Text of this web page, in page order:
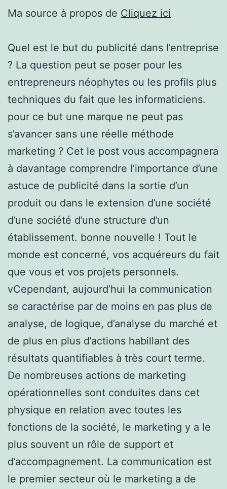
Ma source à propos de Cliquez ici
Quel est le but du publicité dans l’entreprise
? La question peut se poser pour les
entrepreneurs néophytes ou les profils plus
techniques du fait que les informaticiens.
pour ce but une marque ne peut pas
s’avancer sans une réelle méthode
marketing ? Cet le post vous accompagnera
à davantage comprendre l’importance d’une
astuce de publicité dans la sortie d’un
produit ou dans le extension d’une société
d’une société d’une structure d’un
établissement. bonne nouvelle ! Tout le
monde est concerné, vos acquéreurs du fait
que vous et vos projets personnels.
vCependant, aujourd’hui la communication
se caractérise par de moins en pas plus de
analyse, de logique, d’analyse du marché et
de plus en plus d’actions habillant des
résultats quantifiables à très court terme.
De nombreuses actions de marketing
opérationnelles sont conduites dans cet
physique en relation avec toutes les
fonctions de la société, le marketing y a le
plus souvent un rôle de support et
d’accompagnement. La communication est
le premier secteur où le marketing a de